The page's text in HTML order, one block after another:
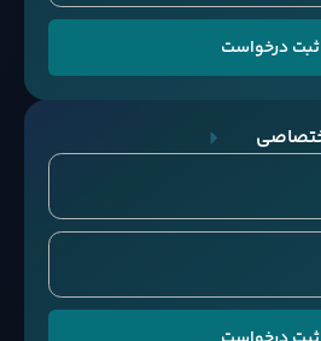
ثبت درخواست